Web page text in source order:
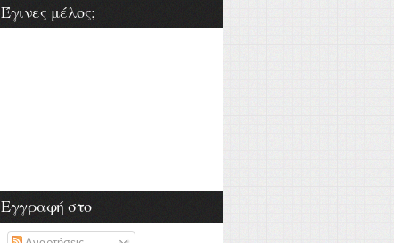
Έγινες μέλος;
Εγγραφή στο